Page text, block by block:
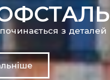
з деталей